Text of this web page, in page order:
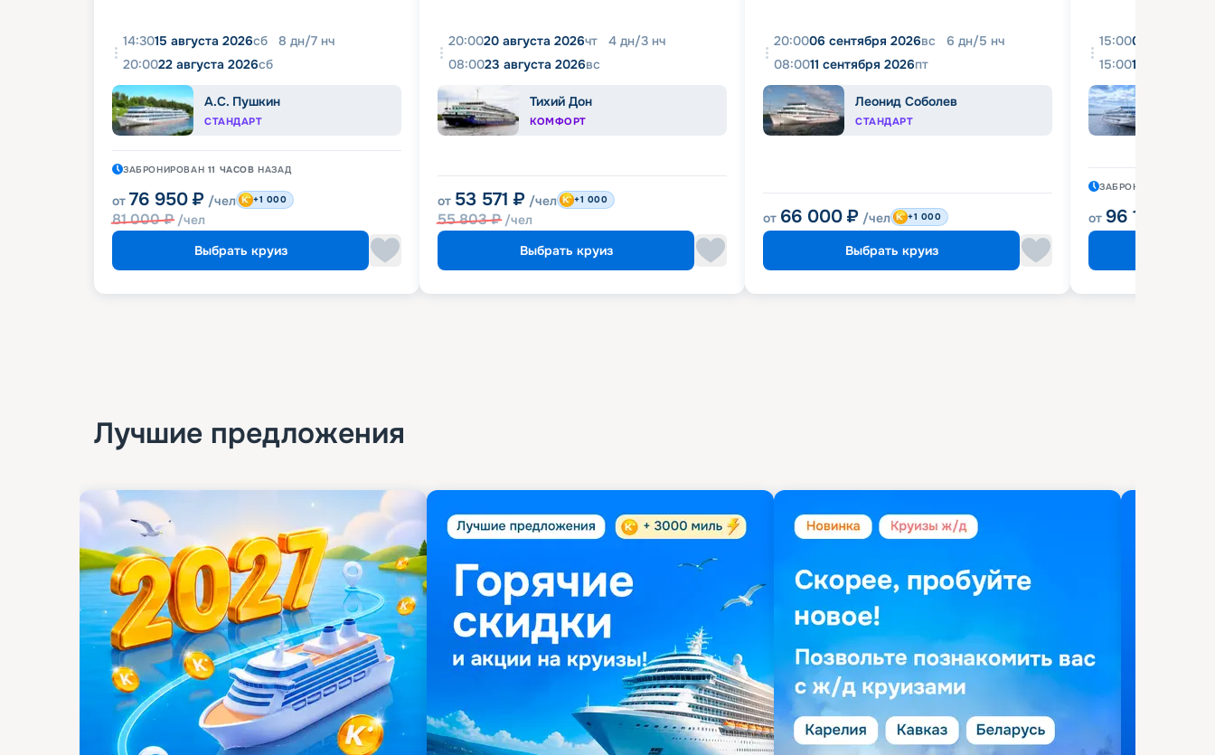
14:3015 августа 2026сб 8 дн/7 нч
20:0022 августа 2026сб
А.С. Пушкин
СТАНДАРТ
ЗАБРОНИРОВАН 11 ЧАСОВ НАЗАД
от 76 950 ₽ /чел
81 000₽ /чел
+1 000
Выбрать круиз
20:0020 августа 2026чт 4 дн/3 нч
08:0023 августа 2026вс
Тихий Дон
КОМФОРТ
от 53 571 ₽ /чел
55 803₽ /чел
+1 000
Выбрать круиз
20:0006 сентября 2026вс 6 дн/5 нч
08:0011 сентября 2026пт
Леонид Соболев
СТАНДАРТ
от 66 000 ₽ /чел +1 000
Выбрать круиз
15:0008 августа
15:0018 августа
ЗАБРОНИРОВАН
от 96 120
Лучшие предложения